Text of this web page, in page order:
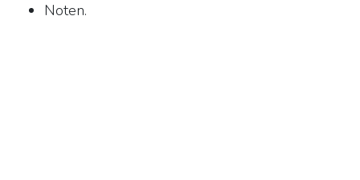
Noten.